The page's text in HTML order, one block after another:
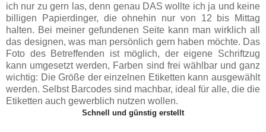
ich nur zu gern las, denn genau DAS wollte ich ja und keine
billigen Papierdinger, die ohnehin nur von 12 bis Mittag
halten. Bei meiner gefundenen Seite kann man wirklich all
das designen, was man persönlich gern haben möchte. Das
Foto des Betreffenden ist möglich, der eigene Schriftzug
kann umgesetzt werden, Farben sind frei wählbar und ganz
wichtig: Die Größe der einzelnen Etiketten kann ausgewählt
werden. Selbst Barcodes sind machbar, ideal für alle, die die
Etiketten auch gewerblich nutzen wollen.
Schnell und günstig erstellt